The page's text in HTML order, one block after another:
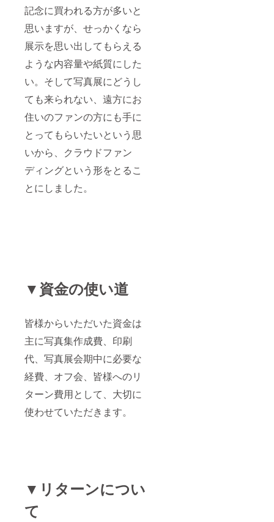
記念に買われる方が多いと
思いますが、せっかくなら
展示を思い出してもらえる
ような内容量や紙質にした
い。そして写真展にどうし
ても来られない、遠方にお
住いのファンの方にも手に
とってもらいたいという思
いから、クラウドファン
ディングという形をとるこ
とにしました。
▼資金の使い道
皆様からいただいた資金は
主に写真集作成費、印刷
代、写真展会期中に必要な
経費、オフ会、皆様へのリ
ターン費用として、大切に
使わせていただきます。
▼リターンについ
て